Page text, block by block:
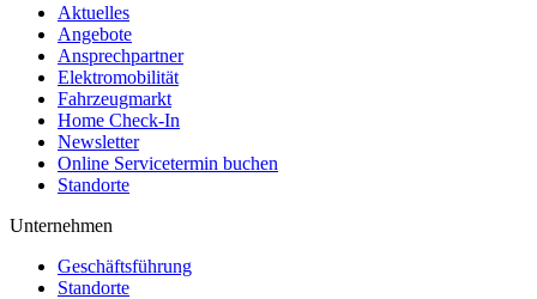
Aktuelles
Angebote
Ansprechpartner
Elektromobilität
Fahrzeugmarkt
Home Check-In
Newsletter
Online Servicetermin buchen
Standorte
Unternehmen
Geschäftsführung
Standorte